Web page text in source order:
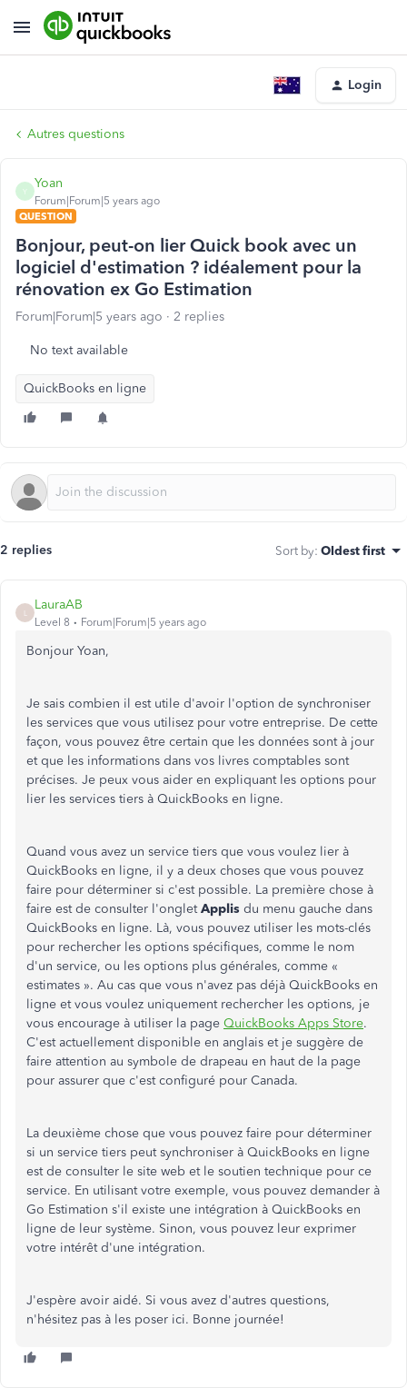
Login
Autres questions
Y
Yoan
Forum|Forum|5 years ago
QUESTION
Bonjour, peut-on lier Quick book avec un
logiciel d'estimation ? idéalement pour la
rénovation ex Go Estimation
Forum|Forum|5 years ago 2 replies
No text available
QuickBooks en ligne
2 replies Sort by: Oldest first
LauraAB
Level 8 Forum|Forum|5 years ago
Bonjour Yoan,
Je sais combien il est utile d'avoir l'option de synchroniser
les services que vous utilisez pour votre entreprise. De cette
façon, vous pouvez être certain que les données sont à jour
et que les informations dans vos livres comptables sont
précises. Je peux vous aider en expliquant les options pour
lier les services tiers à QuickBooks en ligne.
Quand vous avez un service tiers que vous voulez lier à
QuickBooks en ligne, il y a deux choses que vous pouvez
faire pour déterminer si c'est possible. La première chose à
faire est de consulter l'ongletApplis du menu gauche dans
QuickBooks en ligne. Là, vous pouvez utiliser les mots-clés
pour rechercher les options spécifiques, comme le nom
d'un service, ou les options plus générales, comme «
estimates ». Au cas que vous n'avez pas déjà QuickBooks en
ligne et vous voulez uniquement rechercher les options, je
vous encourage à utiliser la page QuickBooks Apps Store.
C'est actuellement disponible en anglais et je suggère de
faire attention au symbole de drapeau en haut de la page
pour assurer que c'est configuré pour Canada.
La deuxième chose que vous pouvez faire pour déterminer
si un service tiers peut synchroniser à QuickBooks en ligne
est de consulter le site web et le soutien technique pour ce
service. En utilisant votre exemple, vous pouvez demander à
Go Estimation s'il existe une intégration à QuickBooks en
ligne de leur système. Sinon, vous pouvez leur exprimer
votre intérêt d'une intégration.
J'espère avoir aidé. Si vous avez d'autres questions,
n'hésitez pas à les poser ici. Bonne journée!